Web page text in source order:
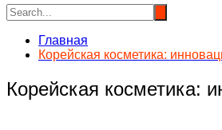
Главная
Корейская косметика:
Корейская косметика: